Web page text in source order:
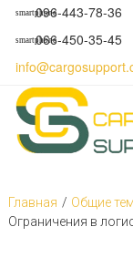
smartphone096-443-78-36
smartphone066-450-35-45
Главная / Общие
Ограничения в